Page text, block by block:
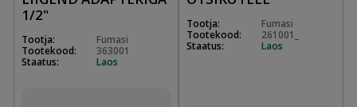
1/2"
Tootja:
Fumasi
Tootekood:
363001
Staatus:
Laos
Tootja:
Fumasi
Tootekood:
261001_
Staatus:
Laos